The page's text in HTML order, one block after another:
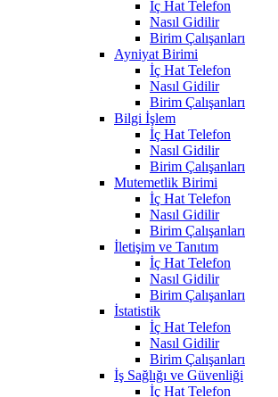
İç Hat Telefon
Nasıl Gidilir
Birim Çalışanları
Ayniyat Birimi
İç Hat Telefon
Nasıl Gidilir
Birim Çalışanları
Bilgi İşlem
İç Hat Telefon
Nasıl Gidilir
Birim Çalışanları
Mutemetlik Birimi
İç Hat Telefon
Nasıl Gidilir
Birim Çalışanları
İletişim ve Tanıtım
İç Hat Telefon
Nasıl Gidilir
Birim Çalışanları
İstatistik
İç Hat Telefon
Nasıl Gidilir
Birim Çalışanları
İş Sağlığı ve Güvenliği
İç Hat Telefon